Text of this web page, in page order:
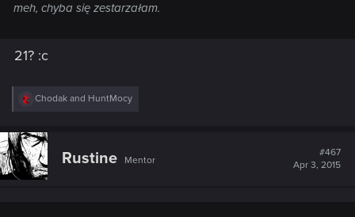
meh, chyba się zestarzałam.
21? :c
R
c
t
i
o
Chodak and HuntMocy
Rustine Mentor
#467
Apr 3, 2015